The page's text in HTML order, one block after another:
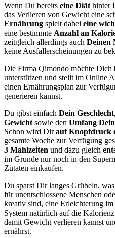
Wenn Du bereits eine Diät hinter
das Verlieren von Gewicht eine
Ernährung spielt dabei eine
eine bestimmte Anzahl an
zeitgleich allerdings auch Deinen
keine Ausfallerscheinungen zu
Die Firma Qimondo möchte Dich
unterstützen und stellt im Online
einen Ernährungsplan zur
generieren kannst.
Du gibst einfach Dein Geschlecht
Gewicht sowie den Umfang
Schon wird Dirauf Knopfdruck
gesamte Woche zur Verfügung
3 Mahlzeiten und dazu gleich
im Grunde nur noch in den
Zutaten einkaufen.
Du sparst Dir langes Grübeln,
für unentschlossene Menschen
kreativ sind, eine Erleichterung
System natürlich auf die
damit Gewicht verlieren kannst
ernährst.